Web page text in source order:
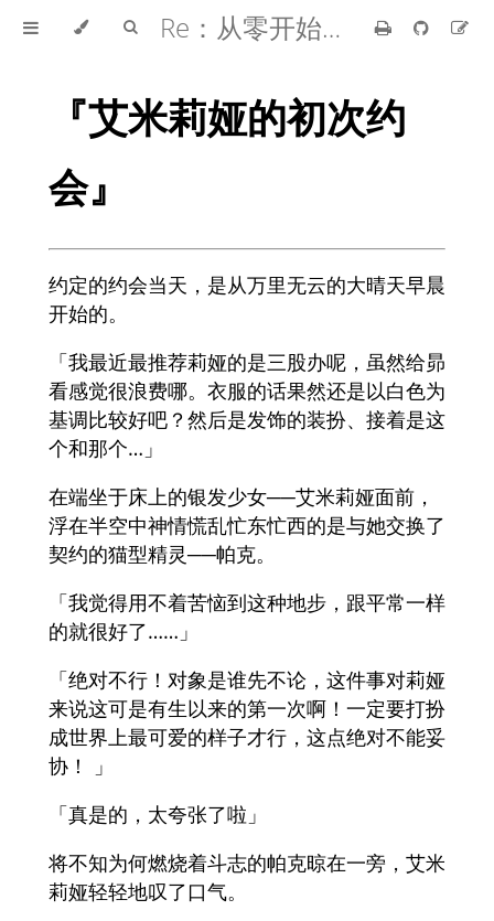
Re：从零开始的异世界生活
『艾米莉娅的初次约
会』
约定的约会当天，是从万里无云的大晴天早晨
开始的。
「我最近最推荐莉娅的是三股办呢，虽然给昴
看感觉很浪费哪。衣服的话果然还是以白色为
基调比较好吧？然后是发饰的装扮、接着是这
个和那个…」
在端坐于床上的银发少女──艾米莉娅面前，
浮在半空中神情慌乱忙东忙西的是与她交换了
契约的猫型精灵──帕克。
「我觉得用不着苦恼到这种地步，跟平常一样
的就很好了……」
「绝对不行！对象是谁先不论，这件事对莉娅
来说这可是有生以来的第一次啊！一定要打扮
成世界上最可爱的样子才行，这点绝对不能妥
协！ 」
「真是的，太夸张了啦」
将不知为何燃烧着斗志的帕克晾在一旁，艾米
莉娅轻轻地叹了口气。